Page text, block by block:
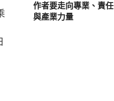
作者要走向專業、責任
與產業力量